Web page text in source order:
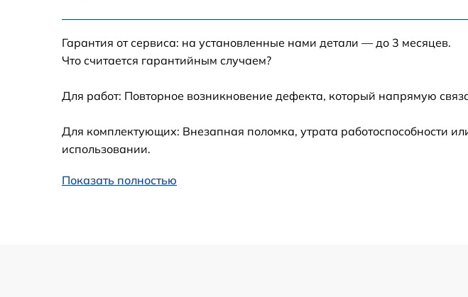
Замена системы охлаждения Haier 1540EM
Замена оперативной памяти Haier 1540EM
Гарантия от сервиса: на установленные нами детали — до 3 месяцев.
Что считается гарантийным случаем?
Для работ: Повторное возникновение дефекта, который напрямую
Для комплектующих: Внезапная поломка, утрата работоспособности
использовании.
Показать полностью